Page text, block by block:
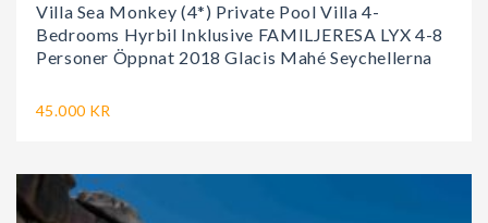
Villa Sea Monkey (4*) Private Pool Villa 4-
Bedrooms Hyrbil Inklusive FAMILJERESA LYX 4-8
Personer Öppnat 2018 Glacis Mahé Seychellerna
45.000 KR